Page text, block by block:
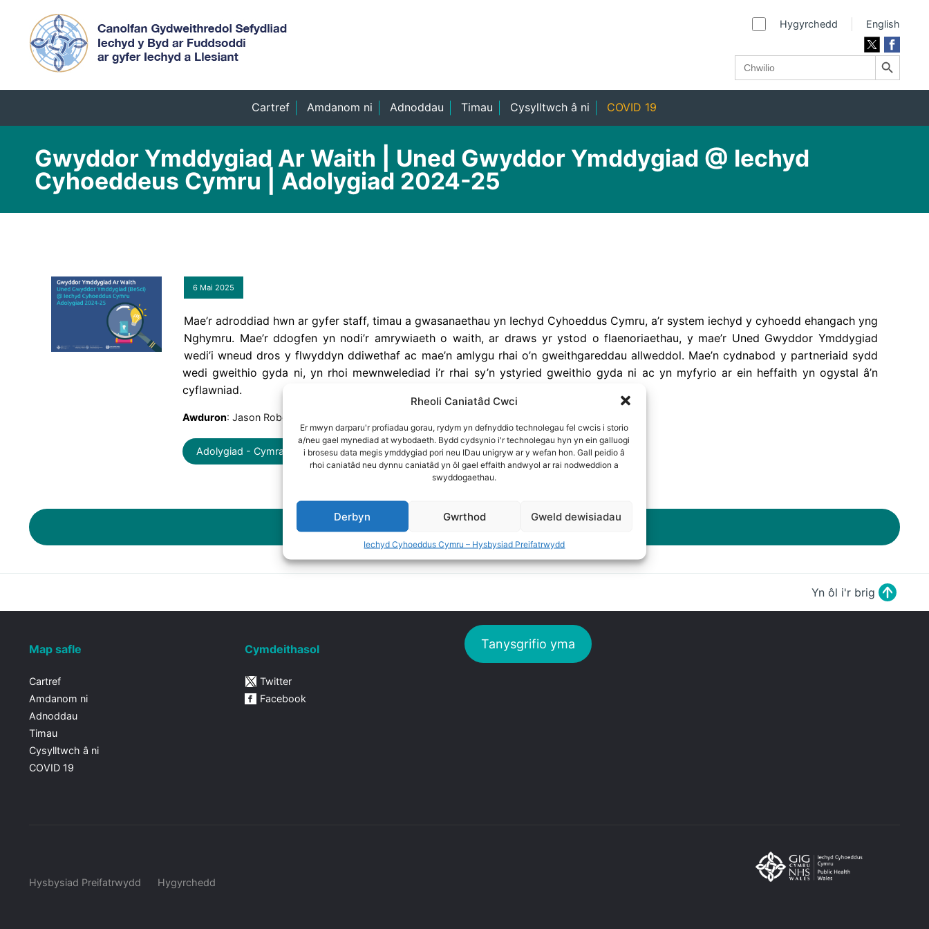
Rheoli Caniatâd Cwci
Er mwyn darparu'r profiadau gorau, rydym yn defnyddio technolegau fel cwcis i storio
a/neu gael mynediad at wybodaeth. Bydd cydsynio i'r technolegau hyn yn ein galluogi
i brosesu data megis ymddygiad pori neu IDau unigryw ar y wefan hon. Gall peidio â
rhoi caniatâd neu dynnu caniatâd yn ôl gael effaith andwyol ar rai nodweddion a
swyddogaethau.
Derbyn Gwrthod Gweld dewisiadau
Iechyd Cyhoeddus Cymru – Hysbysiad Preifatrwydd
Hygyrchedd English
Search
for:
Search Button
Cartref Amdanom ni Adnoddau Timau Cysylltwch â ni COVID 19
Gwyddor Ymddygiad Ar Waith | Uned Gwyddor Ymddygiad @ Iechyd
Cyhoeddeus Cymru | Adolygiad 2024-25
6 Mai 2025
Mae’r adroddiad hwn ar gyfer staff, timau a gwasanaethau yn Iechyd Cyhoeddus Cymru, a’r system iechyd y cyhoedd ehangach yng
Nghymru. Mae’r ddogfen yn nodi’r amrywiaeth o waith, ar draws yr ystod o flaenoriaethau, y mae’r Uned Gwyddor Ymddygiad
wedi’i wneud dros y flwyddyn ddiwethaf ac mae’n amlygu rhai o’n gweithgareddau allweddol. Mae’n cydnabod y partneriaid sydd
wedi gweithio gyda ni, yn rhoi mewnwelediad i’r rhai sy’n ystyried gweithio gyda ni ac yn myfyrio ar ein heffaith yn ogystal â’n
cyflawniad.
Awduron: Jason Roberts, Jennifer Thomas
Adolygiad - Cymraeg Adolygiad - Saesneg
Chwilio'r holl adnoddau
Yn ôl i'r brig
Map safle
Cartref
Amdanom ni
Adnoddau
Timau
Cysylltwch â ni
COVID 19
Cymdeithasol
Twitter
Facebook
Tanysgrifio yma
Hysbysiad Preifatrwydd Hygyrchedd